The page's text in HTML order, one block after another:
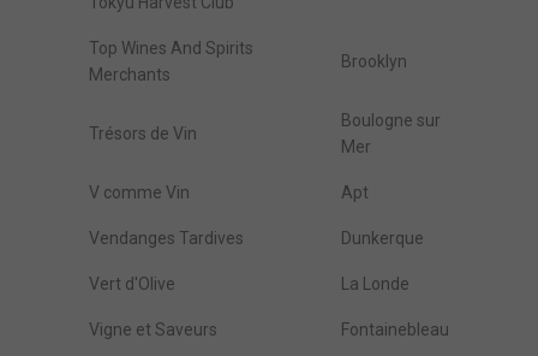
Top Wines And Spirits
Merchants
Brooklyn
Trésors de Vin
Boulogne sur
Mer
V comme Vin Apt
Vendanges Tardives Dunkerque
Vert d'Olive La Londe
Vigne et Saveurs Fontainebleau